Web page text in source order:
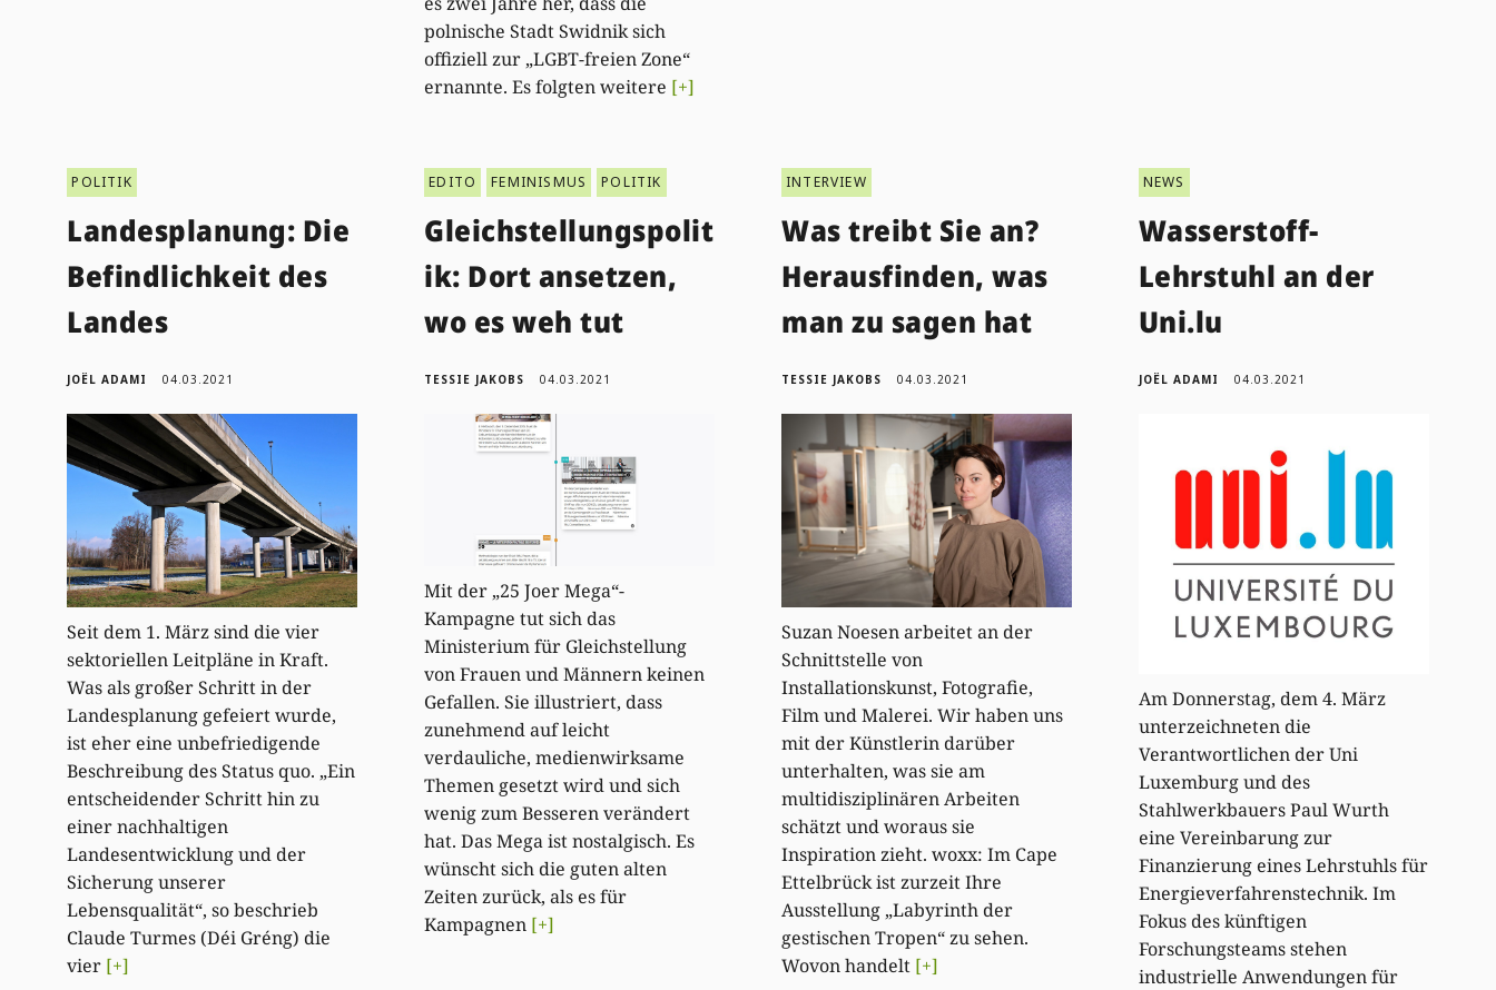
polnische Stadt Swidnik sich
offiziell zur „LGBT-freien Zone“
ernannte. Es folgten weitere [+]
POLITIK
Landesplanung: Die
Befindlichkeit des
Landes
JOËL ADAMI 04.03.2021
Seit dem 1. März sind die vier
sektoriellen Leitpläne in Kraft.
Was als großer Schritt in der
Landesplanung gefeiert wurde,
ist eher eine unbefriedigende
Beschreibung des Status quo. „Ein
entscheidender Schritt hin zu
einer nachhaltigen
Landesentwicklung und der
Sicherung unserer
Lebensqualität“, so beschrieb
Claude Turmes (Déi Gréng) die
vier [+]
EDITO FEMINISMUS POLITIK
Gleichstellungspolit
ik: Dort ansetzen,
wo es weh tut
TESSIE JAKOBS 04.03.2021
Mit der „25 Joer Mega“-
Kampagne tut sich das
Ministerium für Gleichstellung
von Frauen und Männern keinen
Gefallen. Sie illustriert, dass
zunehmend auf leicht
verdauliche, medienwirksame
Themen gesetzt wird und sich
wenig zum Besseren verändert
hat. Das Mega ist nostalgisch. Es
wünscht sich die guten alten
Zeiten zurück, als es für
Kampagnen [+]
INTERVIEW
Was treibt Sie an?
Herausfinden, was
man zu sagen hat
TESSIE JAKOBS 04.03.2021
Suzan Noesen arbeitet an der
Schnittstelle von
Installationskunst, Fotografie,
Film und Malerei. Wir haben uns
mit der Künstlerin darüber
unterhalten, was sie am
multidisziplinären Arbeiten
schätzt und woraus sie
Inspiration zieht. woxx: Im Cape
Ettelbrück ist zurzeit Ihre
Ausstellung „Labyrinth der
gestischen Tropen“ zu sehen.
Wovon handelt [+]
NEWS
Wasserstoff-
Lehrstuhl an der
Uni.lu
JOËL ADAMI 04.03.2021
Am Donnerstag, dem 4. März
unterzeichneten die
Verantwortlichen der Uni
Luxemburg und des
Stahlwerkbauers Paul Wurth
eine Vereinbarung zur
Finanzierung eines Lehrstuhls für
Energieverfahrenstechnik. Im
Fokus des künftigen
Forschungsteams stehen
industrielle Anwendungen für